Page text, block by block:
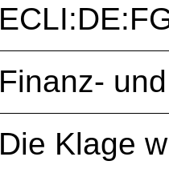
Finanz-
Die Klage